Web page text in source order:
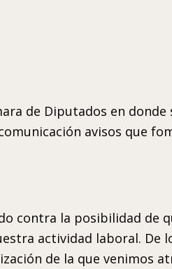
de Diputados en donde
avisos que
contra la posibilidad de
actividad laboral. De
de la que venimos